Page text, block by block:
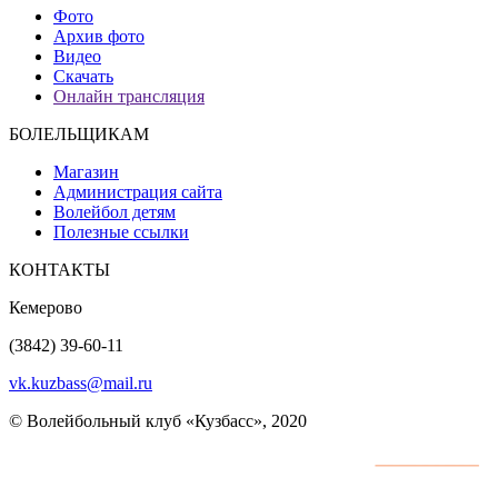
Фото
Архив фото
Видео
Скачать
Онлайн трансляция
БОЛЕЛЬЩИКАМ
Магазин
Администрация сайта
Волейбол детям
Полезные ссылки
КОНТАКТЫ
Кемерово
(3842) 39-60-11
vk.kuzbass@mail.ru
© Волейбольный клуб «Кузбасс», 2020